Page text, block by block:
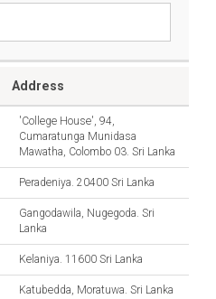
Address
'College House', 94,
Cumaratunga Munidasa
Mawatha, Colombo 03. Sri Lanka
Peradeniya. 20400 Sri Lanka
Gangodawila, Nugegoda. Sri
Lanka
Kelaniya. 11600 Sri Lanka
Katubedda, Moratuwa. Sri Lanka